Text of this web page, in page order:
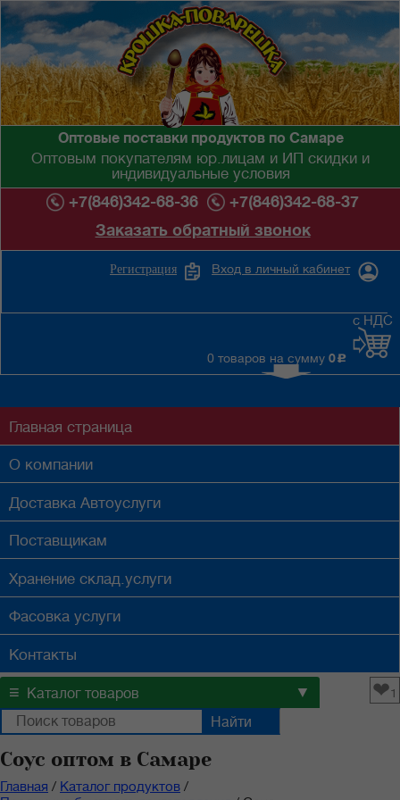
Оптовые поставки продуктов по Самаре
Оптовым покупателям юр.лицам и ИП скидки и
индивидуальные условия
+7(846)342-68-36
+7(846)342-68-37
Заказать обратный звонок
Вход в личный кабинет
Регистрация
0 товаров на сумму 0 c
с НДС
Главная страница
О компании
Доставка Автоуслуги
Поставщикам
Хранение склад.услуги
Фасовка услуги
Контакты
≡ Каталог товаров ▼ ❤1
Соус оптом в Самаре
Главная / Каталог продуктов /